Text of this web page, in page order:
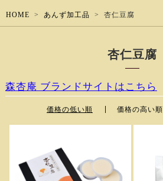
HOME あんず加工品 杏仁豆腐
杏仁豆腐
森杏庵 ブランドサイトはこちら
価格の低い順 価格の高い順